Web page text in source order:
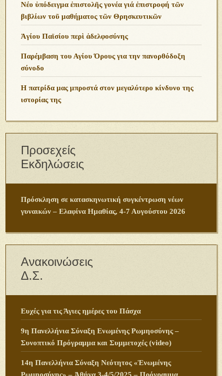
Νέο ὑπόδειγμα ἐπιστολῆς γονέα γιά ἐπιστροφή τῶν
βιβλίων τοῦ μαθήματος τῶν Θρησκευτικῶν
Ἁγίου Παϊσίου περὶ ἀδελφοσύνης
Παρέμβαση του Αγίου Όρους για την πανορθόδοξη
σύνοδο
Η πατρίδα μας μπροστά στον μεγαλύτερο κίνδυνο της
ιστορίας της
Προσεχείς
Εκδηλώσεις
Πρόσκληση σε κατασκηνωτική συγκέντρωση νέων
γυναικών – Ελαφίνα Ημαθίας, 4-7 Αυγούστου 2026
Ανακοινώσεις
Δ.Σ.
Ευχές για τις Άγιες ημέρες του Πάσχα
9η Πανελλήνια Σύναξη Ενωμένης Ρωμηοσύνης –
Συνοπτικό Πρόγραμμα και Συμμετοχές (video)
14η Πανελλήνια Σύναξη Νεότητος «Ἑνωμένης